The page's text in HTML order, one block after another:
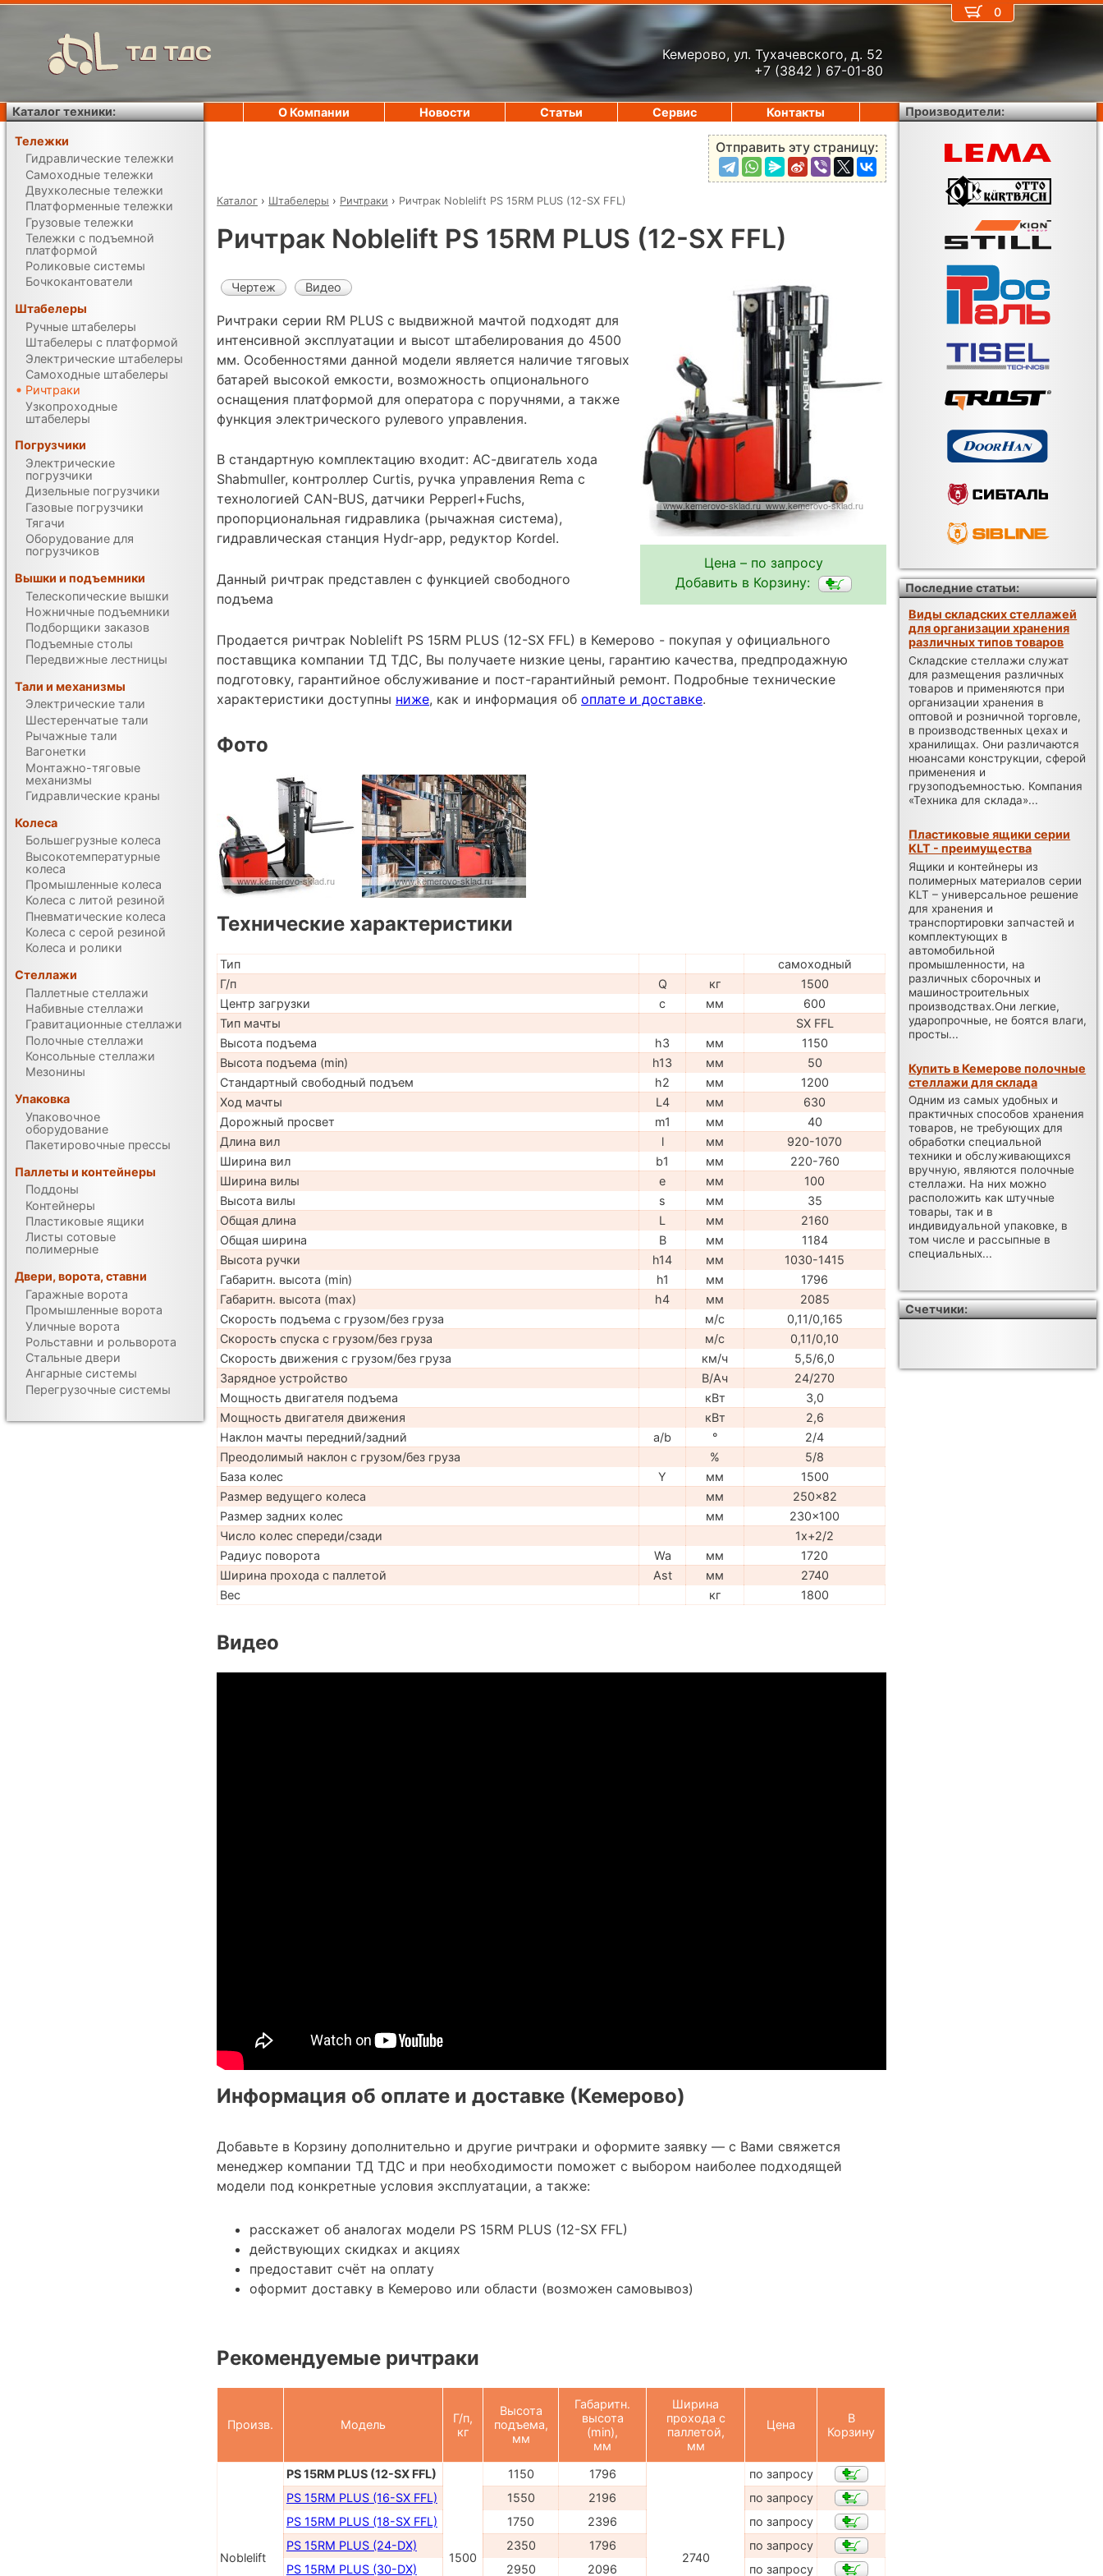
ТД ТДС
Кемерово, ул. Тухачевского, д. 52
+7 (3842 ) 67-01-80
Отправить эту страницу:
Каталог › Штабелеры › Ричтраки › Ричтрак Noblelift PS 15RM PLUS (12-SX FFL)
Ричтрак Noblelift PS 15RM PLUS (12-SX FFL)
Цена – по запросу
Добавить в Корзину:
Чертеж Видео
Ричтраки серии RM PLUS с выдвижной мачтой подходят для
интенсивной эксплуатации и высот штабелирования до 4500
мм. Особенностями данной модели является наличие тяговых
батарей высокой емкости, возможность опционального
оснащения платформой для оператора с поручнями, а также
функция электрического рулевого управления.
В cтандартную комплектацию входит: АС-двигатель хода
Shabmuller, контроллер Curtis, ручка управления Rema с
технологией CAN-BUS, датчики Pepperl+Fuchs,
пропорциональная гидравлика (рычажная система),
гидравлическая станция Hydr-app, редуктор Kordel.
Данный ричтрак представлен с функцией свободного
подъема
Продается ричтрак Noblelift PS 15RM PLUS (12-SX FFL) в Кемерово - покупая у официального
поставщика компании ТД ТДС, Вы получаете низкие цены, гарантию качества, предпродажную
подготовку, гарантийное обслуживание и пост-гарантийный ремонт. Подробные технические
характеристики доступны ниже, как и информация об оплате и доставке.
Фото
Технические характеристики
Тип
самоходный
Г/п
Q кг
1500
Центр загрузки
c мм
600
Тип мачты
SX FFL
Высота подъема
h3 мм
1150
Высота подъема (min)
h13 мм
50
Стандартный свободный подъем
h2 мм
1200
Ход мачты
L4 мм
630
Дорожный просвет
m1 мм
40
Длина вил
l мм
920-1070
Ширина вил
b1 мм
220-760
Ширина вилы
e мм
100
Высота вилы
s мм
35
Общая длина
L мм
2160
Общая ширина
B мм
1184
Высота ручки
h14 мм
1030-1415
Габаритн. высота (min)
h1 мм
1796
Габаритн. высота (max)
h4 мм
2085
Скорость подъема с грузом/без груза
м/с
0,11/0,165
Скорость спуска с грузом/без груза
м/с
0,11/0,10
Скорость движения с грузом/без груза
км/ч
5,5/6,0
Зарядное устройство
В/Ач
24/270
Мощность двигателя подъема
кВт
3,0
Мощность двигателя движения
кВт
2,6
Наклон мачты передний/задний
a/b °
2/4
Преодолимый наклон с грузом/без груза
%
5/8
База колес
Y мм
1500
Размер ведущего колеса
мм
250x82
Размер задних колес
мм
230x100
Число колес спереди/сзади
1x+2/2
Радиус поворота
Wa мм
1720
Ширина прохода с паллетой
Ast мм
2740
Вес
кг 1800
Видео
Информация об оплате и доставке (Кемерово)
Добавьте в Корзину дополнительно и другие ричтраки и оформите заявку — с Вами свяжется
менеджер компании ТД ТДС и при необходимости поможет с выбором наиболее подходящей
модели под конкретные условия эксплуатации, а также:
расскажет об аналогах модели PS 15RM PLUS (12-SX FFL)
действующих скидках и акциях
предоставит счёт на оплату
оформит доставку в Кемерово или области (возможен самовывоз)
Рекомендуемые ричтраки
Произв. Модель
Г/п,
кг
Высота
подъема,
мм
Габаритн.
высота
(min),
мм
Ширина
прохода с
паллетой,
мм
Цена
В
Корзину
Noblelift
PS 15RM PLUS (12-SX FFL)
1500
1150 1796
2740
по запросу
PS 15RM PLUS (16-SX FFL)
1550 2196
по запросу
PS 15RM PLUS (18-SX FFL)
1750 2396
по запросу
PS 15RM PLUS (24-DX)
2350 1796
по запросу
PS 15RM PLUS (30-DX)
2950 2096 по запросу
0
О Компании Новости Статьи Сервис Контакты
Каталог техники:
Тележки
Гидравлические тележки
Самоходные тележки
Двухколесные тележки
Платформенные тележки
Грузовые тележки
Тележки с подъемной
платформой
Роликовые системы
Бочкокантователи
Штабелеры
Ручные штабелеры
Штабелеры с платформой
Электрические штабелеры
Самоходные штабелеры
Ричтраки
Узкопроходные
штабелеры
Погрузчики
Электрические
погрузчики
Дизельные погрузчики
Газовые погрузчики
Тягачи
Оборудование для
погрузчиков
Вышки и подъемники
Телескопические вышки
Ножничные подъемники
Подборщики заказов
Подъемные столы
Передвижные лестницы
Тали и механизмы
Электрические тали
Шестеренчатые тали
Рычажные тали
Вагонетки
Монтажно-тяговые
механизмы
Гидравлические краны
Колеса
Большегрузные колеса
Высокотемпературные
колеса
Промышленные колеса
Колеса с литой резиной
Пневматические колеса
Колеса с серой резиной
Колеса и ролики
Стеллажи
Паллетные стеллажи
Набивные стеллажи
Гравитационные стеллажи
Полочные стеллажи
Консольные стеллажи
Мезонины
Упаковка
Упаковочное
оборудование
Пакетировочные прессы
Паллеты и контейнеры
Поддоны
Контейнеры
Пластиковые ящики
Листы сотовые
полимерные
Двери, ворота, ставни
Гаражные ворота
Промышленные ворота
Уличные ворота
Рольставни и рольворота
Стальные двери
Ангарные системы
Перегрузочные системы
Производители:
Последние статьи:
Виды складских стеллажей
для организации хранения
различных типов товаров
Складские стеллажи служат
для размещения различных
товаров и применяются при
организации хранения в
оптовой и розничной торговле,
в производственных цехах и
хранилищах. Они различаются
нюансами конструкции, сферой
применения и
грузоподъемностью. Компания
«Техника для склада»...
Пластиковые ящики серии
KLT - преимущества
Ящики и контейнеры из
полимерных материалов серии
KLT – универсальное решение
для хранения и
транспортировки запчастей и
комплектующих в
автомобильной
промышленности, на
различных сборочных и
машиностроительных
производствах.Они легкие,
ударопрочные, не боятся влаги,
просты...
Купить в Кемерове полочные
стеллажи для склада
Одним из самых удобных и
практичных способов хранения
товаров, не требующих для
обработки специальной
техники и обслуживающихся
вручную, являются полочные
стеллажи. На них можно
расположить как штучные
товары, так и в
индивидуальной упаковке, в
том числе и рассыпные в
специальных...
Счетчики: